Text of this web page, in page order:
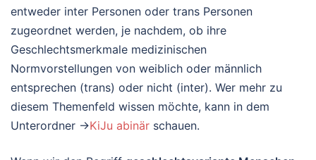
entweder inter Personen oder trans Personen
zugeordnet werden, je nachdem, ob ihre
Geschlechtsmerkmale medizinischen
Normvorstellungen von weiblich oder männlich
entsprechen (trans) oder nicht (inter). Wer mehr zu
diesem Themenfeld wissen möchte, kann in dem
Unterordner →KiJu abinär schauen.